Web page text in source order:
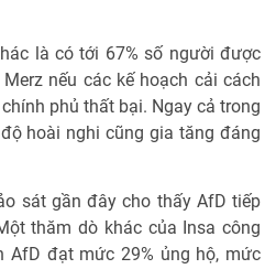
là có tới 67% số người được
nếu các kế hoạch cải cách
phủ thất bại. Ngay cả trong
hoài nghi cũng gia tăng đáng
sát gần đây cho thấy AfD tiếp
thăm dò khác của Insa công
AfD đạt mức 29% ủng hộ, mức